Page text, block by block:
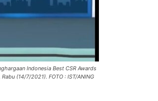
Indonesia Best CSR Awards
(14/7/2021). FOTO : IST/ANING